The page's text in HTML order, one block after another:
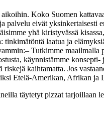
Koko Suomen
palvelu eivät yksinkertaisesti
yhä kiristyvässä
laatua ja
– Tutkimme maailmalla
käynnistämme
kaihtamatta. Jos
Etelä-Amerikan, Afrikan ja
täytetyt pizzat tarjoillaan